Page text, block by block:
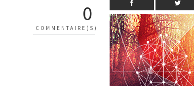
0
COMMENTAIRE(S)